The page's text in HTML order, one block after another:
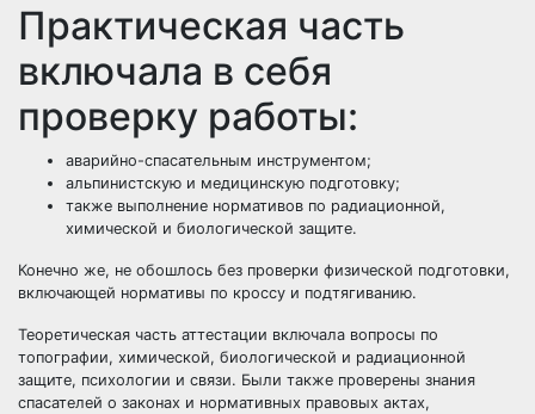
Практическая часть
включала в себя
проверку работы:
аварийно-спасательным инструментом;
альпинистскую и медицинскую подготовку;
также выполнение нормативов по радиационной,
химической и биологической защите.
Конечно же, не обошлось без проверки физической подготовки,
включающей нормативы по кроссу и подтягиванию.
Теоретическая часть аттестации включала вопросы по
топографии, химической, биологической и радиационной
защите, психологии и связи. Были также проверены знания
спасателей о законах и нормативных правовых актах,